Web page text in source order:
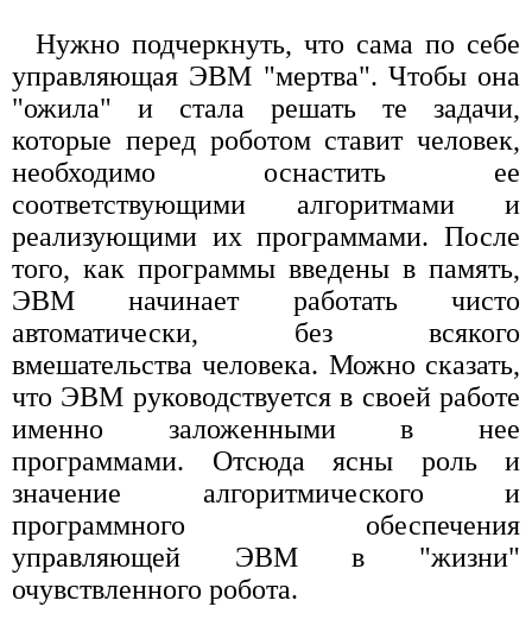
Нужно подчеркнуть, что сама по себе
управляющая ЭВМ "мертва". Чтобы она
"ожила" и стала решать те задачи,
которые перед роботом ставит человек,
необходимо оснастить ее
соответствующими алгоритмами и
реализующими их программами. После
того, как программы введены в память,
ЭВМ начинает работать чисто
автоматически, без всякого
вмешательства человека. Можно сказать,
что ЭВМ руководствуется в своей работе
именно заложенными в нее
программами. Отсюда ясны роль и
значение алгоритмического и
программного обеспечения
управляющей ЭВМ в "жизни"
очувствленного робота.